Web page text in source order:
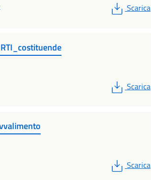
PDF
Scarica
PDF
Scarica
PDF
Scarica